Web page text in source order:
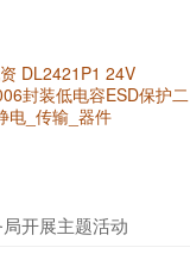
DL2421P1 24V
封装低电容ESD保护二
电_传输_器件
开展主题活动